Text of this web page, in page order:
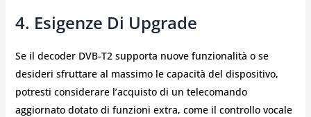
4. Esigenze Di Upgrade
Se il decoder DVB-T2 supporta nuove funzionalità o se
desideri sfruttare al massimo le capacità del dispositivo,
potresti considerare l’acquisto di un telecomando
aggiornato dotato di funzioni extra, come il controllo vocale